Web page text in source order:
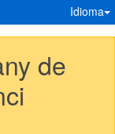
Idioma
de